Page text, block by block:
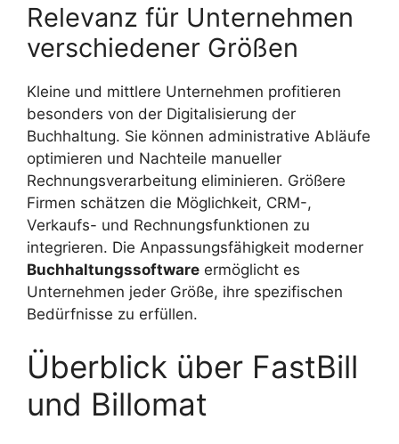
Relevanz für Unternehmen
verschiedener Größen
Kleine und mittlere Unternehmen profitieren
besonders von der Digitalisierung der
Buchhaltung. Sie können administrative Abläufe
optimieren und Nachteile manueller
Rechnungsverarbeitung eliminieren. Größere
Firmen schätzen die Möglichkeit, CRM-,
Verkaufs- und Rechnungsfunktionen zu
integrieren. Die Anpassungsfähigkeit moderner
Buchhaltungssoftware ermöglicht es
Unternehmen jeder Größe, ihre spezifischen
Bedürfnisse zu erfüllen.
Überblick über FastBill
und Billomat